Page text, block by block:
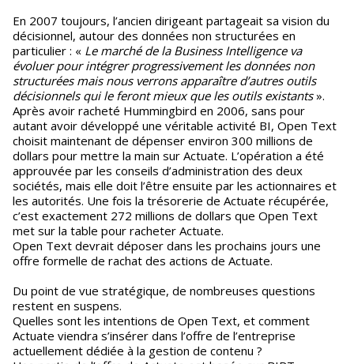
En 2007 toujours, l’ancien dirigeant partageait sa vision du
décisionnel, autour des données non structurées en
particulier : « Le marché de la Business Intelligence va
évoluer pour intégrer progressivement les données non
structurées mais nous verrons apparaître d’autres outils
décisionnels qui le feront mieux que les outils existants».
Après avoir racheté Hummingbird en 2006, sans pour
autant avoir développé une véritable activité BI, Open Text
choisit maintenant de dépenser environ 300 millions de
dollars pour mettre la main sur Actuate. L’opération a été
approuvée par les conseils d’administration des deux
sociétés, mais elle doit l’être ensuite par les actionnaires et
les autorités. Une fois la trésorerie de Actuate récupérée,
c’est exactement 272 millions de dollars que Open Text
met sur la table pour racheter Actuate.
Open Text devrait déposer dans les prochains jours une
offre formelle de rachat des actions de Actuate.
Du point de vue stratégique, de nombreuses questions
restent en suspens.
Quelles sont les intentions de Open Text, et comment
Actuate viendra s’insérer dans l’offre de l’entreprise
actuellement dédiée à la gestion de contenu ?